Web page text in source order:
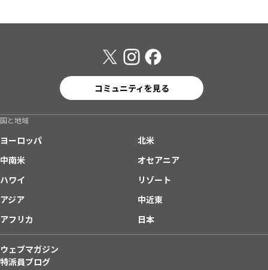
コミュニティを見る
国と地域
ヨーロッパ
北米
中南米
オセアニア
ハワイ
リゾート
アジア
中近東
アフリカ
日本
ウェブマガジン
特派員ブログ